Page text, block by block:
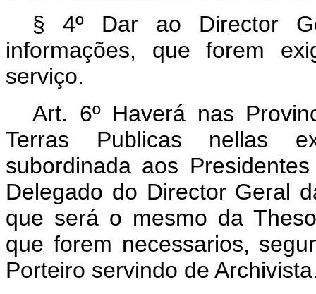
§ 4º Dar ao Director
informações, que forem
serviço.
Art. 6º Haverá nas
Terras Publicas nellas
subordinada aos
Delegado do Director Geral
que será o mesmo da
que forem necessarios,
Porteiro servindo de